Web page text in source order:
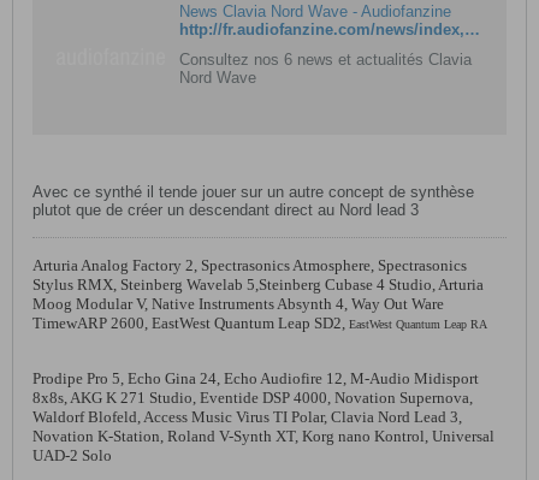
News Clavia Nord Wave - Audiofanzine
http://fr.audiofanzine.com/news/index,idproduit,112245,mao,musikmesse_clavia_nord_wave.html
Consultez nos 6 news et actualités Clavia
Nord Wave
Avec ce synthé il tende jouer sur un autre concept de synthèse
plutot que de créer un descendant direct au Nord lead 3
Arturia Analog Factory 2 Spectrasonics Atmosphere Spectrasonics
Stylus RMX Steinberg Wavelab 5, Steinberg Cubase 4 Studio Arturia
Moog Modular V, Native Instruments Absynth 4 Way Out Ware
TimewARP 2600, EastWest Quantum Leap SD2,
EastWest Quantum Leap RA
Prodipe Pro 5 Echo Gina 24, Echo Audiofire 12, M-Audio Midisport
8x8s, AKG K 271 Studio, Eventide DSP 4000 Novation Supernova
Waldorf Blofeld Access Music Virus TI Polar, Clavia Nord Lead 3
Novation K-Station Roland V-Synth XT, Korg nano Kontrol, Universal
UAD-2 Solo